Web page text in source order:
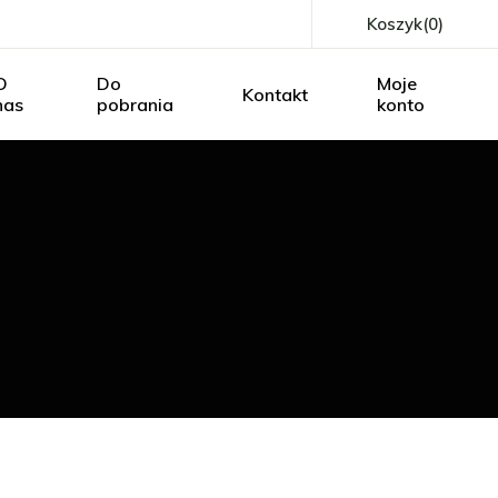
Koszyk(0)
Brak produktów w koszyku.
Do
pobrania
Kontakt
Moje
konto